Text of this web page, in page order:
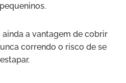
a vantagem de cobrir
correndo o risco de se